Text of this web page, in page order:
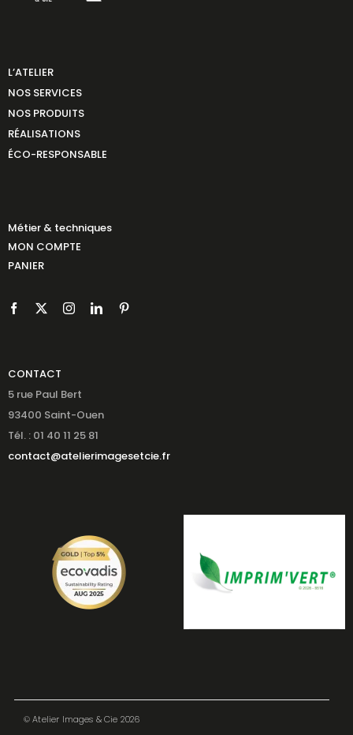
L’ATELIER
NOS SERVICES
NOS PRODUITS
RÉALISATIONS
ÉCO-RESPONSABLE
Métier & techniques
MON COMPTE
PANIER
CONTACT
5 rue Paul Bert
93400 Saint-Ouen
Tél. : 01 40 11 25 81
contact@atelierimagesetcie.fr
© Atelier Images & Cie 2026